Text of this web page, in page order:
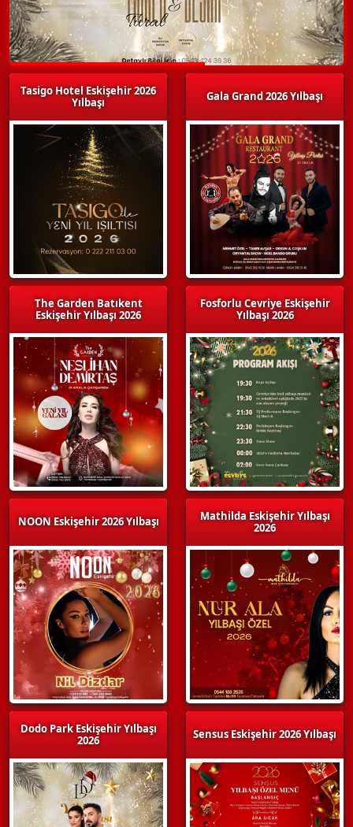
Tasigo Hotel Eskişehir 2026
Yılbaşı
The Garden Batıkent
Eskişehir Yılbaşı 2026
NOON Eskişehir 2026 Yılbaşı
Dodo Park Eskişehir Yılbaşı
2026
Gala Grand 2026 Yılbaşı
Fosforlu Cevriye Eskişehir
Yılbaşı 2026
Mathilda Eskişehir Yılbaşı
2026
Sensus Eskişehir 2026 Yılbaşı